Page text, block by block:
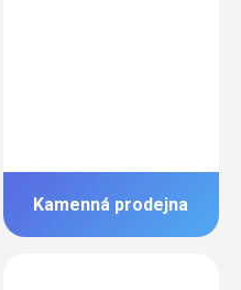
Kamenná prodejna